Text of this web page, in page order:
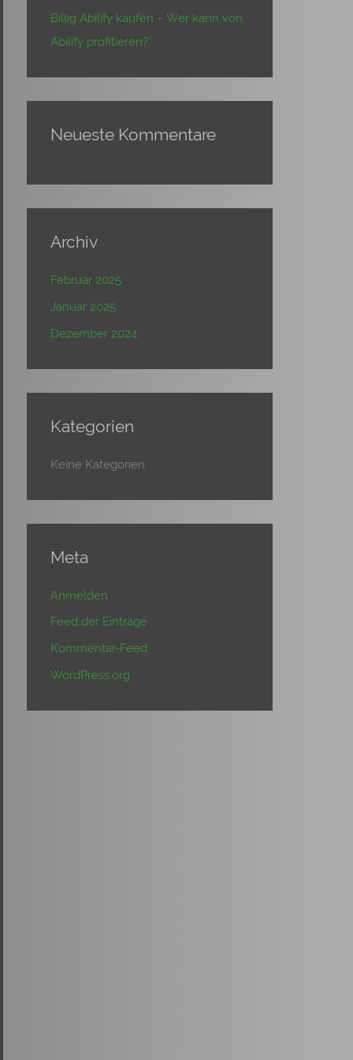
Billig Abilify kaufen – Wer kann von
Abilify profitieren?
Neueste Kommentare
Archiv
Februar 2025
Januar 2025
Dezember 2024
Kategorien
Keine Kategorien
Meta
Anmelden
Feed der Einträge
Kommentar-Feed
WordPress.org